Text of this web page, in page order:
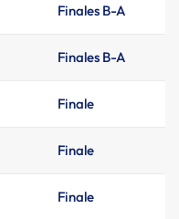
Finales B-A
Finales B-A
Finale
Finale
Finale